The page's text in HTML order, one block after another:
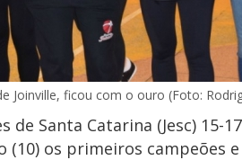
Joinville, ficou com o ouro (Foto:
Santa Catarina (Jesc) 15-
os primeiros campeões